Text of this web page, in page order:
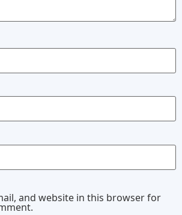
and website in this browser for